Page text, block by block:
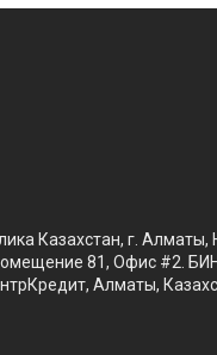
Казахстан, г. Алматы,
81, Офис #2.
Алматы,